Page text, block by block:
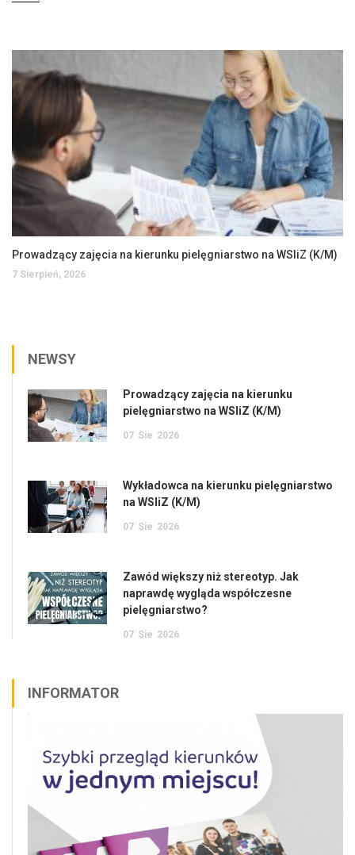
Prowadzący zajęcia na kierunku pielęgniarstwo na WSIiZ (K/M)
7 Sierpień, 2026
NEWSY
Prowadzący zajęcia na kierunku
pielęgniarstwo na WSIiZ (K/M)
07 Sie 2026
Wykładowca na kierunku pielęgniarstwo
na WSIiZ (K/M)
07 Sie 2026
Zawód większy niż stereotyp. Jak
naprawdę wygląda współczesne
pielęgniarstwo?
07 Sie 2026
INFORMATOR